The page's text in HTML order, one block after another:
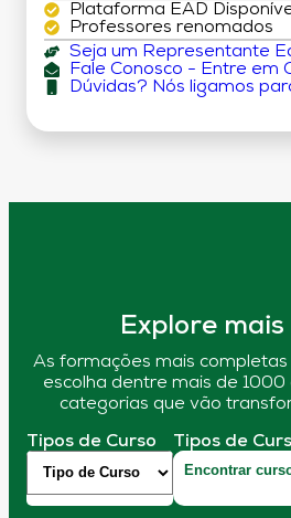
Plataforma EAD
Professores renomados
Seja um Representante
Fale Conosco - Entre em
Dúvidas? Nós ligamos
Explore mais
As formações mais
escolha dentre mais de 1000
categorias que vão
Tipos de Curso Tipos de